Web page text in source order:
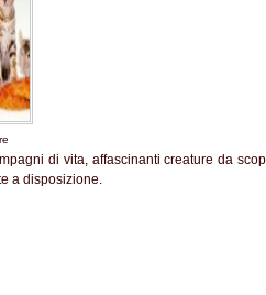
di vita, affascinanti creature da
a disposizione.